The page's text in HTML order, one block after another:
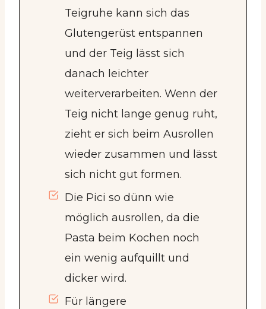
Teigruhe kann sich das
Glutengerüst entspannen
und der Teig lässt sich
danach leichter
weiterverarbeiten. Wenn der
Teig nicht lange genug ruht,
zieht er sich beim Ausrollen
wieder zusammen und lässt
sich nicht gut formen.
Die Pici so dünn wie
möglich ausrollen, da die
Pasta beim Kochen noch
ein wenig aufquillt und
dicker wird.
Für längere